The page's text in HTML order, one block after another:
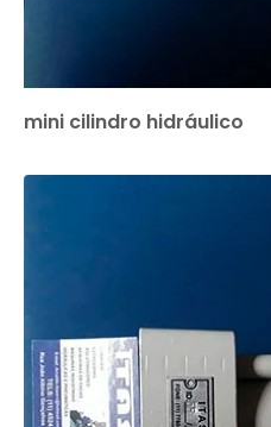
mini cilindro hidráulico